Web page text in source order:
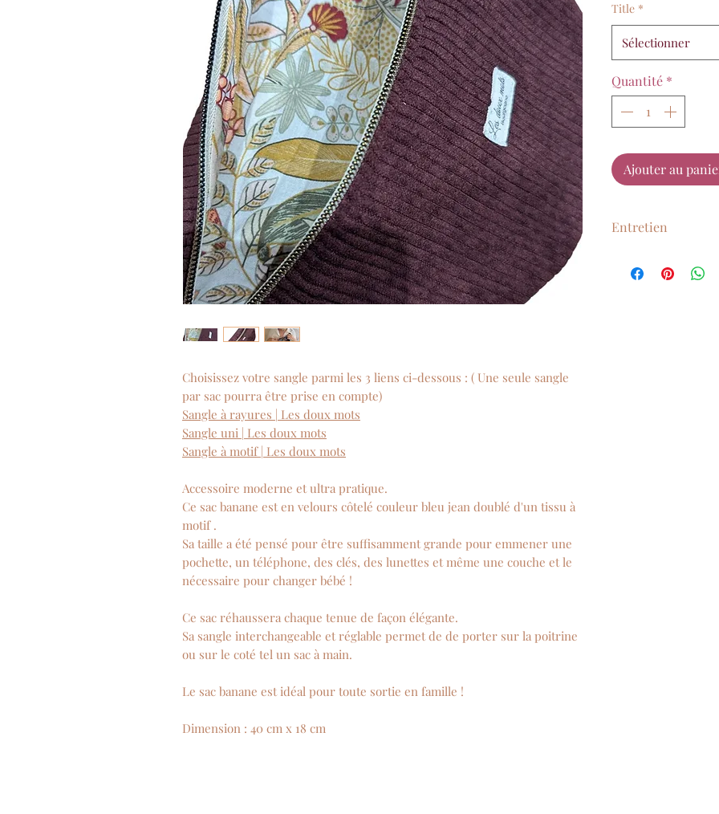
Choisissez votre sangle parmi les 3 liens ci-dessous : ( Une seule sangle
par sac pourra être prise en compte)
Sangle à rayures | Les doux mots
Sangle uni | Les doux mots
Sangle à motif | Les doux mots
Accessoire moderne et ultra pratique.
Ce sac banane est en velours côtelé couleur bleu jean doublé d'un tissu à
motif .
Sa taille a été pensé pour être suffisamment grande pour emmener une
pochette, un téléphone, des clés, des lunettes et même une couche et le
nécessaire pour changer bébé !
Ce sac réhaussera chaque tenue de façon élégante.
Sa sangle interchangeable et réglable permet de de porter sur la poitrine
ou sur le coté tel un sac à main.
Le sac banane est idéal pour toute sortie en famille !
Dimension : 40 cm x 18 cm
Title *
Sélectionner
Quantité *
Ajouter au
Entretien
Séchage à l'air